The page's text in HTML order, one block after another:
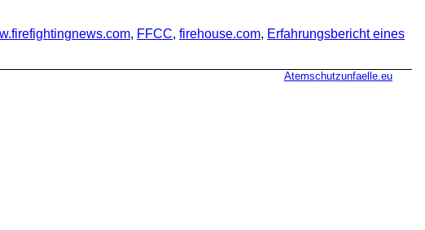
, FFCC, firehouse.com, Erfahrungsbericht eines
Atemschutzunfaelle.eu